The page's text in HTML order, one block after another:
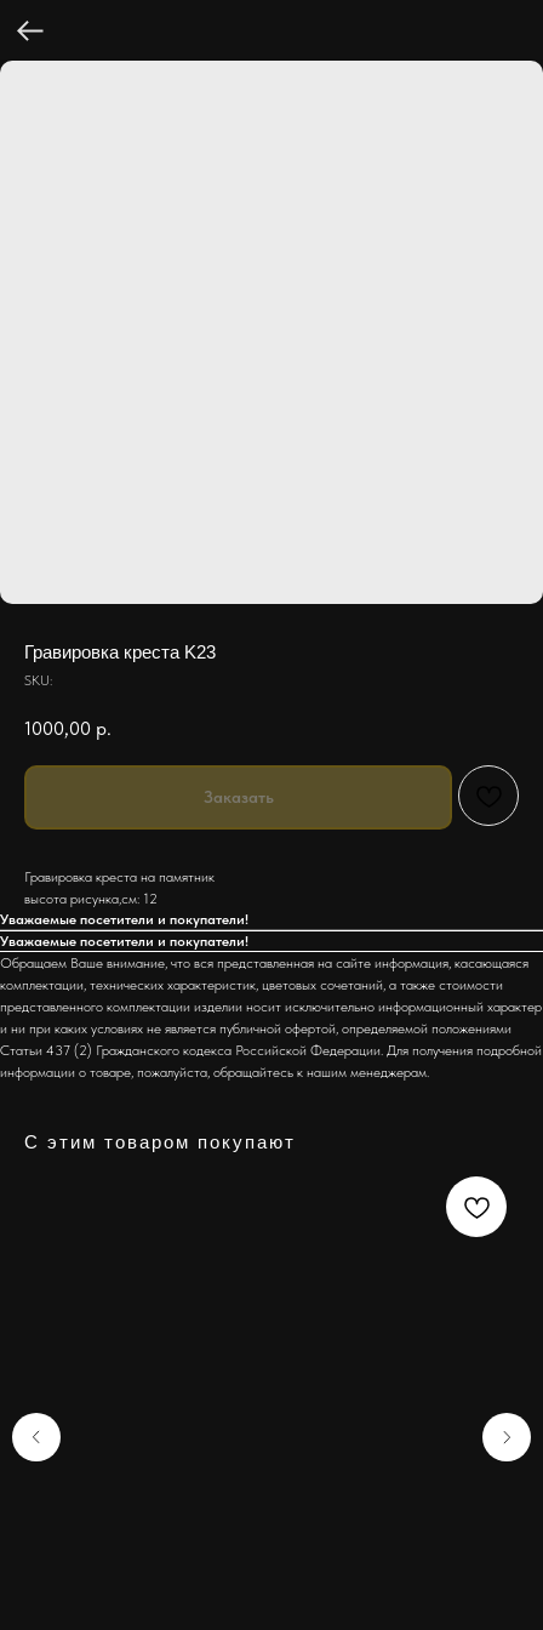
Гравировка креста K23
SKU:
1000,00 р.
Заказать
Гравировка креста на памятник
высота рисунка,см: 12
Уважаемые посетители и покупатели!
Уважаемые посетители и покупатели!
Обращаем Ваше внимание, что вся представленная на сайте информация, касающаяся
комплектации, технических характеристик, цветовых сочетаний, а также стоимости
представленного комплектации изделии носит исключительно информационный характер
и ни при каких условиях не является публичной офертой, определяемой положениями
Статьи 437 (2) Гражданского кодекса Российской Федерации. Для получения подробной
информации о товаре, пожалуйста, обращайтесь к нашим менеджерам.
С этим товаром покупают